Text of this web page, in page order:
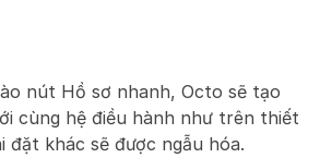
nút Hồ sơ nhanh, Octo sẽ tạo
cùng hệ điều hành như trên thiết
đặt khác sẽ được ngẫu hóa.